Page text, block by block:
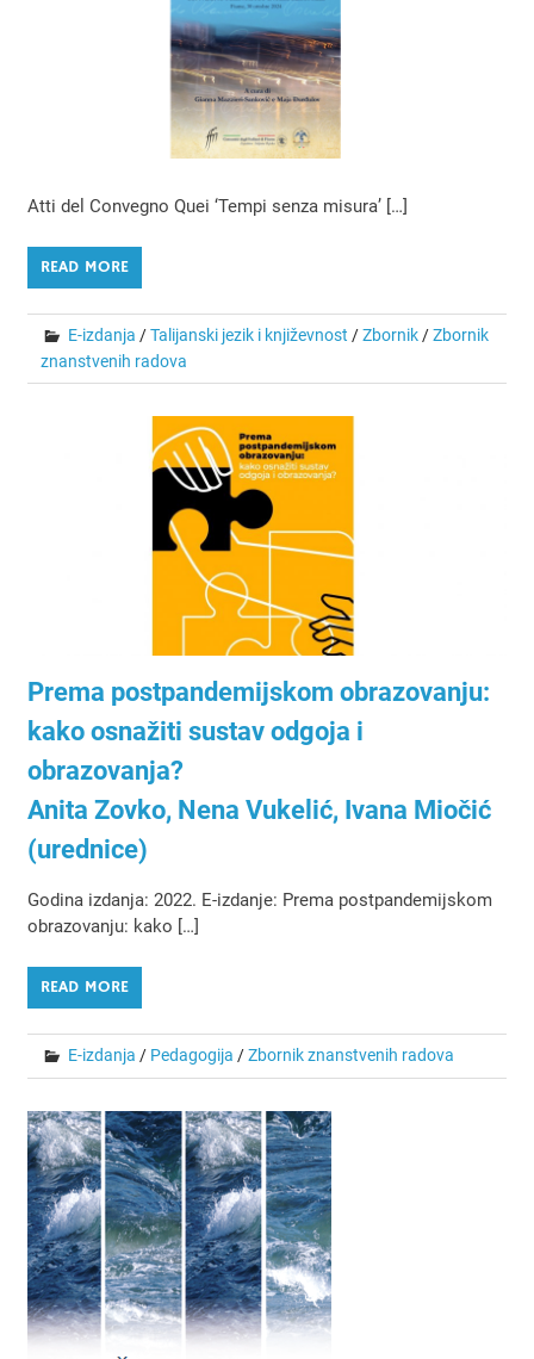
Atti del Convegno Quei ‘Tempi senza misura’ […]
READ MORE
E-izdanja /Talijanski jezik i književnost /Zbornik/Zbornik
znanstvenih radova
Prema postpandemijskom obrazovanju:
kako osnažiti sustav odgoja i
obrazovanja?
Anita Zovko, Nena Vukelić, Ivana Miočić
(urednice)
Godina izdanja: 2022. E-izdanje: Prema postpandemijskom
obrazovanju: kako […]
READ MORE
E-izdanja / Pedagogija /Zbornik znanstvenih radova